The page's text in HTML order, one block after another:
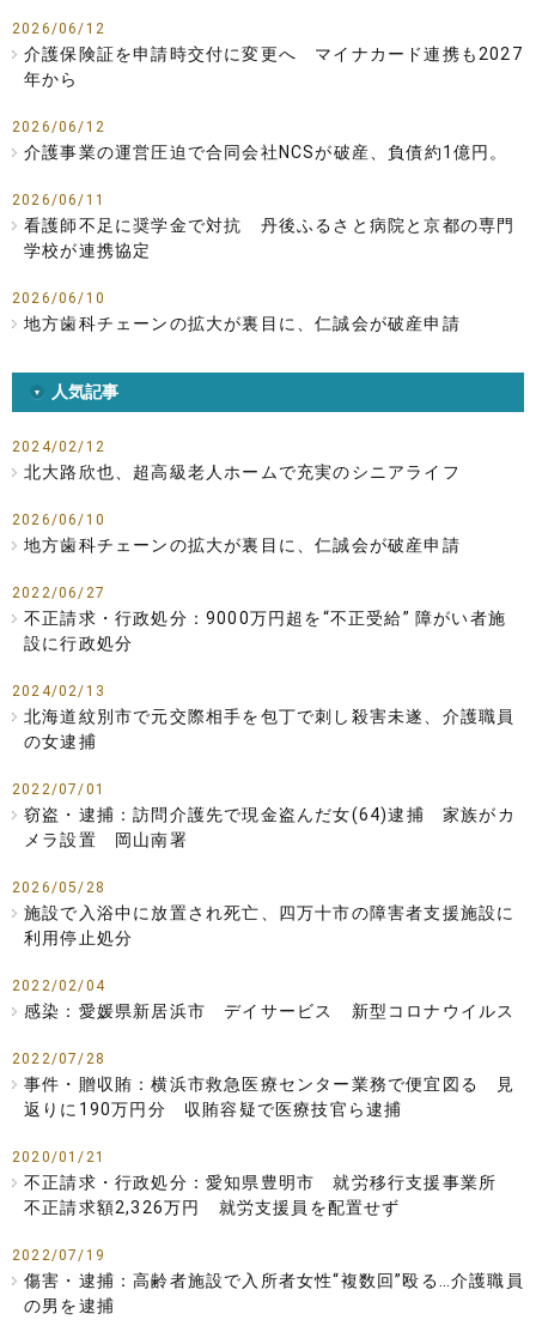
2026/06/12
介護保険証を申請時交付に変更へ マイナカード連携も2027
年から
2026/06/12
介護事業の運営圧迫で合同会社NCSが破産、負債約1億円。
2026/06/11
看護師不足に奨学金で対抗 丹後ふるさと病院と京都の専門
学校が連携協定
2026/06/10
地方歯科チェーンの拡大が裏目に、仁誠会が破産申請
人気記事
2024/02/12
北大路欣也、超高級老人ホームで充実のシニアライフ
2026/06/10
地方歯科チェーンの拡大が裏目に、仁誠会が破産申請
2022/06/27
不正請求・行政処分：9000万円超を“不正受給” 障がい者施
設に行政処分
2024/02/13
北海道紋別市で元交際相手を包丁で刺し殺害未遂、介護職員
の女逮捕
2022/07/01
窃盗・逮捕：訪問介護先で現金盗んだ女(64)逮捕 家族がカ
メラ設置 岡山南署
2026/05/28
施設で入浴中に放置され死亡、四万十市の障害者支援施設に
利用停止処分
2022/02/04
感染：愛媛県新居浜市 デイサービス 新型コロナウイルス
2022/07/28
事件・贈収賄：横浜市救急医療センター業務で便宜図る 見
返りに190万円分 収賄容疑で医療技官ら逮捕
2020/01/21
不正請求・行政処分：愛知県豊明市 就労移行支援事業所
不正請求額2,326万円 就労支援員を配置せず
2022/07/19
傷害・逮捕：高齢者施設で入所者女性“複数回”殴る…介護職員
の男を逮捕